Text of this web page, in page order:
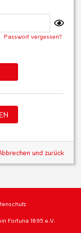
Passwort vergessen?
und zurück
Fortuna 1895 e.V.